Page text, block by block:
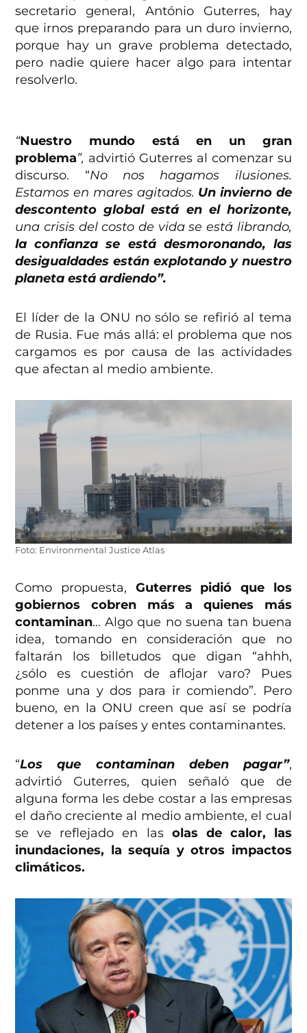
secretario general, António Guterres, hay
que irnos preparando para un duro invierno,
porque hay un grave problema detectado,
pero nadie quiere hacer algo para intentar
resolverlo.
“Nuestro mundo está en un gran
problema”, advirtió Guterres al comenzar su
discurso. “No nos hagamos ilusiones.
Estamos en mares agitados. Un invierno de
descontento global está en el horizonte,
una crisis del costo de vida se está librando,
la confianza se está desmoronando, las
desigualdades están explotando y nuestro
planeta está ardiendo”.
El líder de la ONU no sólo se refirió al tema
de Rusia. Fue más allá: el problema que nos
cargamos es por causa de las actividades
que afectan al medio ambiente.
Foto: Environmental Justice Atlas
Como propuesta, Guterres pidió que los
gobiernos cobren más a quienes más
contaminan… Algo que no suena tan buena
idea, tomando en consideración que no
faltarán los billetudos que digan “ahhh,
¿sólo es cuestión de aflojar varo? Pues
ponme una y dos para ir comiendo”. Pero
bueno, en la ONU creen que así se podría
detener a los países y entes contaminantes.
“Los que contaminan deben pagar”,
advirtió Guterres, quien señaló que de
alguna forma les debe costar a las empresas
el daño creciente al medio ambiente, el cual
se ve reflejado en las olas de calor, las
inundaciones, la sequía y otros impactos
climáticos.